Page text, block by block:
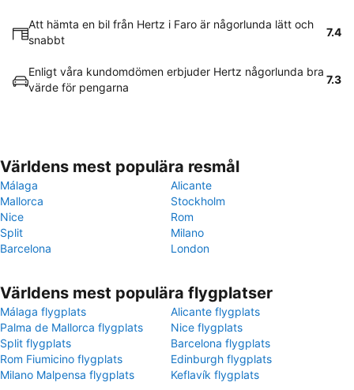
Att hämta en bil från Hertz i Faro är någorlunda lätt och
snabbt
7.4
Enligt våra kundomdömen erbjuder Hertz någorlunda bra
värde för pengarna
7.3
Världens mest populära resmål
Málaga
Alicante
Mallorca
Stockholm
Nice
Rom
Split
Milano
Barcelona
London
Världens mest populära flygplatser
Málaga flygplats
Alicante flygplats
Palma de Mallorca flygplats
Nice flygplats
Split flygplats
Barcelona flygplats
Rom Fiumicino flygplats
Edinburgh flygplats
Milano Malpensa flygplats
Keflavík flygplats